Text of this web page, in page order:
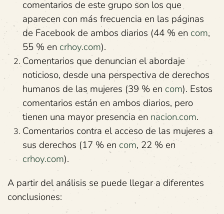
comentarios de este grupo son los que
aparecen con más frecuencia en las páginas
de Facebook de ambos diarios (44 % en com,
55 % en crhoy.com).
Comentarios que denuncian el abordaje
noticioso, desde una perspectiva de derechos
humanos de las mujeres (39 % en com). Estos
comentarios están en ambos diarios, pero
tienen una mayor presencia en nacion.com.
Comentarios contra el acceso de las mujeres a
sus derechos (17 % en com, 22 % en
crhoy.com).
A partir del análisis se puede llegar a diferentes
conclusiones: